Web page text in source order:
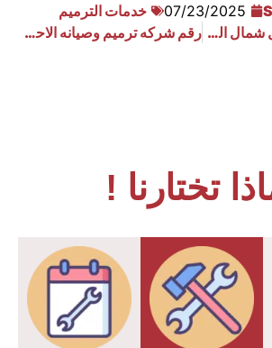
07/23/2025
خدمات الترميم
شركة ترميم المنازل شمال الرياض
رقم شركه ترميم وصيانه الاحواش بالرياض
تختارنا !